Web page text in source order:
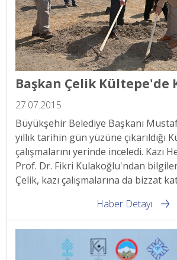
Başkan Çelik Kültepe'de
27.07.2015
Büyükşehir Belediye Başkanı
yıllık tarihin gün yüzüne çıkarıldığı
çalışmalarını yerinde inceledi. Kazı
Prof. Dr. Fikri Kulakoğlu'ndan
Çelik, kazı çalışmalarına da bizzat
Haber Detayı